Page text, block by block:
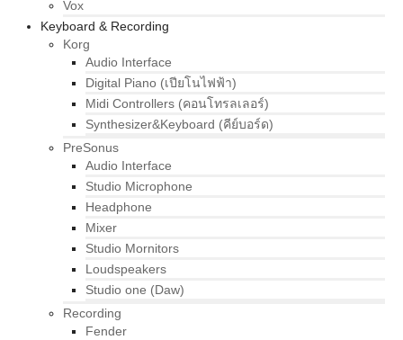
Vox
Keyboard & Recording
Korg
Audio Interface
Digital Piano (เปียโนไฟฟ้า)
Midi Controllers (คอนโทรลเลอร์)
Synthesizer&Keyboard (คีย์บอร์ด)
PreSonus
Audio Interface
Studio Microphone
Headphone
Mixer
Studio Mornitors
Loudspeakers
Studio one (Daw)
Recording
Fender